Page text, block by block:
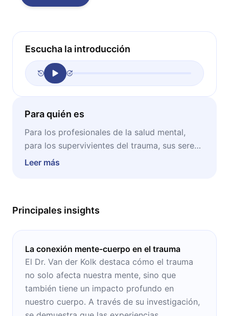
Escucha la introducción
Para quién es
Para los profesionales de la salud mental,
para los supervivientes del trauma, sus seres
queridos y aquellos que buscan soluciones a
Leer más
Principales insights
La conexión mente-cuerpo en el trauma
El Dr. Van der Kolk destaca cómo el trauma
no solo afecta nuestra mente, sino que
también tiene un impacto profundo en
nuestro cuerpo. A través de su investigación,